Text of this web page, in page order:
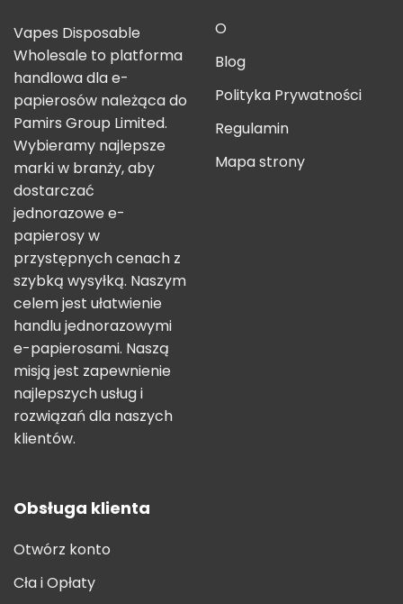
Vapes Disposable
Wholesale to platforma
handlowa dla e-
papierosów należąca do
Pamirs Group Limited.
Wybieramy najlepsze
marki w branży, aby
dostarczać
jednorazowe e-
papierosy w
przystępnych cenach z
szybką wysyłką. Naszym
celem jest ułatwienie
handlu jednorazowymi
e-papierosami. Naszą
misją jest zapewnienie
najlepszych usług i
rozwiązań dla naszych
klientów.
O
Blog
Polityka Prywatności
Regulamin
Mapa strony
Obsługa klienta
Otwórz konto
Cła i Opłaty